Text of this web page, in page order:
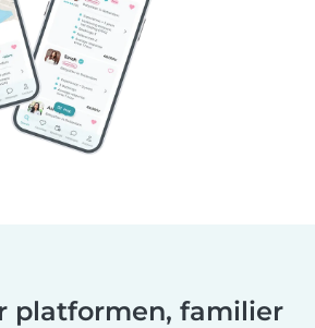
platformen, familier